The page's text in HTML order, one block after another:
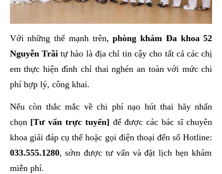
Với những thế mạnh trên,phòng khám Đa khoa 52
Nguyễn Trãitự hào là địa chỉ tin cậy cho tất cả các chị
em thực hiện đình chỉ thai nghén an toàn với mức chi
phí hợp lý, công khai.
Nếu còn thắc mắc về chi phí nạo hút thai hãy nhấn
chọn [Tư vấn trực tuyến] để được các bác sĩ chuyên
khoa giải đáp cụ thể hoặc gọi điện thoại đến số Hotline:
033.555.1280, sớm được tư vấn và đặt lịch hẹn khám
miễn phí.